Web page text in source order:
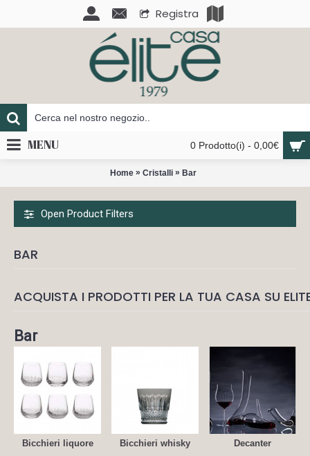
Registra
0 Prodotto(i) - 0,00€
MENU
Home » Cristalli » Bar
Open Product Filters
BAR
ACQUISTA I PRODOTTI PER LA TUA CASA SU
Bar
Bicchieri liquore Bicchieri whisky Decanter